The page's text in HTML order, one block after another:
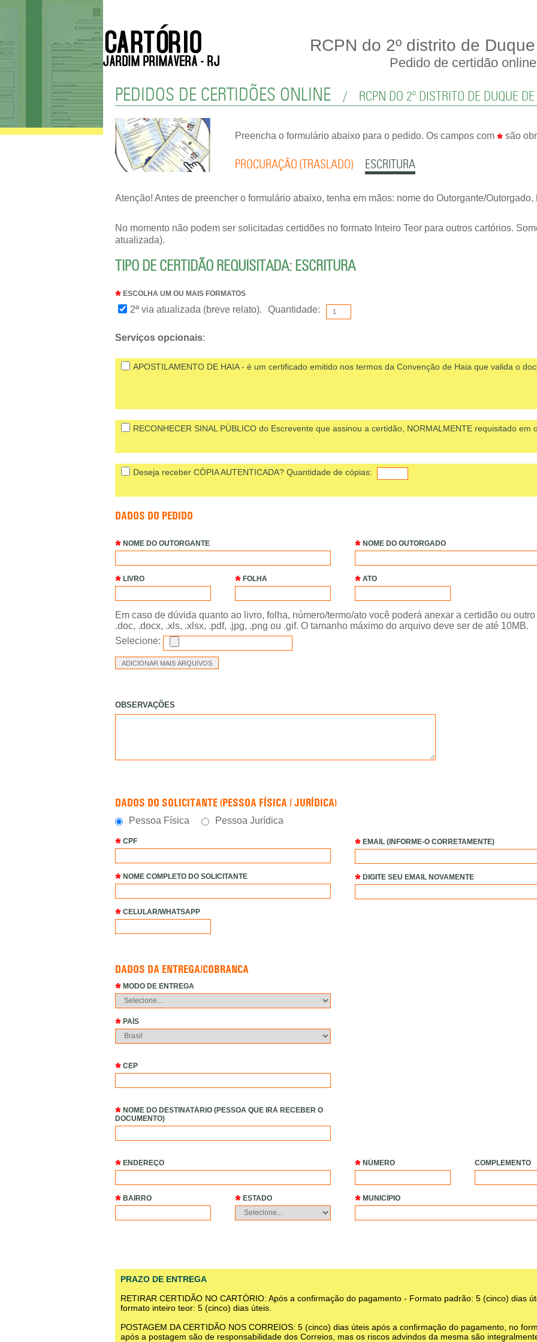
RCPN do 2º distrito de
Pedido de certidão online
PEDIDOS DE CERTIDÕES ONLINE / RCPN DO 2º DISTRITO DE DUQUE
Preencha o formulário abaixo para o pedido. Os campos com são
PROCURAÇÃO (TRASLADO) ESCRITURA
Atenção! Antes de preencher o formulário abaixo, tenha em mãos: nome do Outorgante/Outorgado,
No momento não podem ser solicitadas certidões no formato Inteiro Teor para outros cartórios.
atualizada).
TIPO DE CERTIDÃO REQUISITADA: ESCRITURA
ESCOLHA UM OU MAIS FORMATOS
2ª via atualizada (breve relato). Quantidade:
Serviços opcionais:
APOSTILAMENTO DE HAIA - é um certificado emitido nos termos da Convenção de Haia que valida o
RECONHECER SINAL PÚBLICO do Escrevente que assinou a certidão, NORMALMENTE requisitado em
Deseja receber CÓPIA AUTENTICADA? Quantidade de cópias:
DADOS DO PEDIDO
NOME DO OUTORGANTE
LIVRO FOLHA
NOME DO OUTORGADO
ATO
Em caso de dúvida quanto ao livro, folha, número/termo/ato você poderá anexar a certidão ou
.doc, .docx, .xls, .xlsx, .pdf, .jpg, .png ou .gif. O tamanho máximo do arquivo deve ser de até 10MB.
Selecione:
OBSERVAÇÕES
DADOS DO SOLICITANTE (PESSOA FÍSICA / JURÍDICA)
Pessoa Física Pessoa Jurídica
CPF
NOME COMPLETO DO SOLICITANTE
CELULAR/WHATSAPP
EMAIL (INFORME-O CORRETAMENTE)
DIGITE SEU EMAIL NOVAMENTE
DADOS DA ENTREGA/COBRANÇA
MODO DE ENTREGA
PAÍS
CEP
NOME DO DESTINATÁRIO (PESSOA QUE IRÁ RECEBER O
DOCUMENTO)
ENDEREÇO
BAIRRO ESTADO
NÚMERO COMPLEMENTO
MUNICÍPIO
PRAZO DE ENTREGA
RETIRAR CERTIDÃO NO CARTÓRIO: Após a confirmação do pagamento - Formato padrão: 5 (cinco) dias
formato inteiro teor: 5 (cinco) dias úteis.
POSTAGEM DA CERTIDÃO NOS CORREIOS: 5 (cinco) dias úteis após a confirmação do pagamento, no
após a postagem são de responsabilidade dos Correios, mas os riscos advindos da mesma são